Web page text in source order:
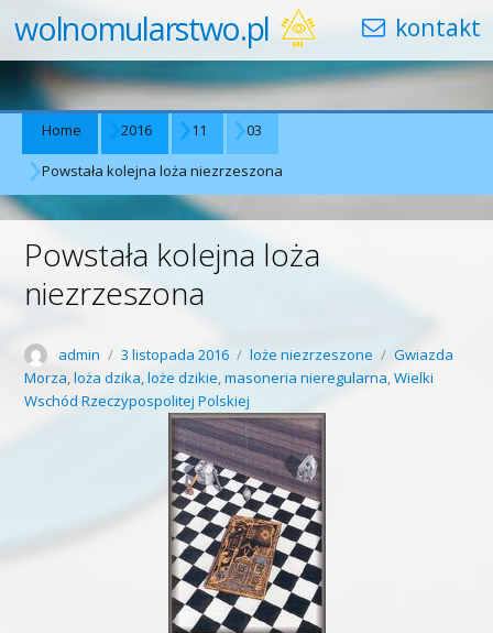
wolnomularstwo.pl
Home 2016 11 03
Powstała kolejna loża niezrzeszona
Powstała kolejna loża
niezrzeszona
Author
admin
Posted
on
3 listopada 2016 Categories
loże niezrzeszone Tags
Gwiazda
Morza,loża dzika,loże dzikie,masoneria nieregularna,Wielki
Wschód Rzeczypospolitej Polskiej